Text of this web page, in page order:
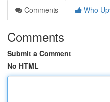
Comments
Who
Comments
Submit a Comment
No HTML